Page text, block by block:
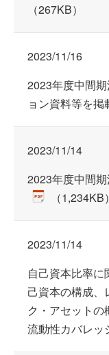
（267KB）
2023/11/16
2023年度中間
ョン資料等を掲
2023/11/14
2023年度中間期
（1,234KB）
2023/11/14
自己資本比率に
己資本の構成、
ク・アセットの
流動性カバレッ